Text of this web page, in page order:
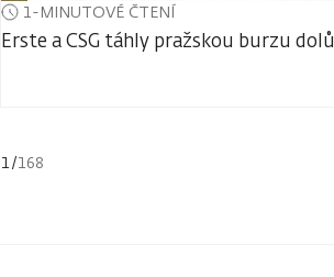
1-MINUTOVÉ ČTENÍ
Erste a CSG táhly pražskou burzu dolů
1/168